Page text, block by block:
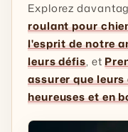
Explorez
roulant pour
l'esprit de notre
leurs défis, et
assurer que
heureuses et en